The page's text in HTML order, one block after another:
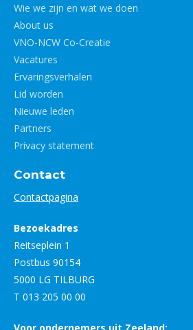
Wie we zijn en wat we doen
About us
VNO-NCW Co-Creatie
Vacatures
Ervaringsverhalen
Lid worden
Nieuwe leden
Partners
Privacy statement
Contact
Contactpagina
Bezoekadres
Reitseplein 1
Postbus 90154
5000 LG TILBURG
T 013 205 00 00